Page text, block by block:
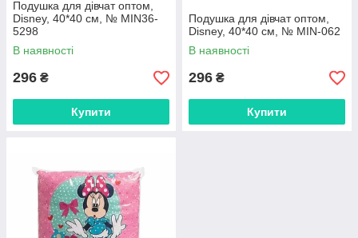
Подушка для дівчат оптом,
Disney, 40*40 см, № MIN36-
5298
В наявності
296 ₴
Купити
Подушка для дівчат оптом,
Disney, 40*40 см, № MIN-062
В наявності
296 ₴
Купити